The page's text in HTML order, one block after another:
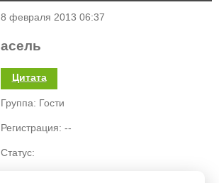
8 февраля 2013 06:37
асель
Цитата
Группа: Гости
Регистрация: --
Статус: